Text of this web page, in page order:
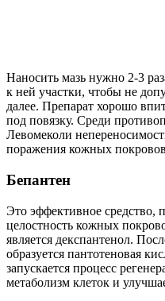
Наносить мазь нужно 2-3
к ней участки, чтобы не
далее. Препарат хорошо
под повязку. Среди
Левомеколи
поражения кожных
Бепантен
Это эффективное средство,
целостность кожных
является декспантенол.
образуется пантотеновая
запускается процесс
метаболизм клеток и